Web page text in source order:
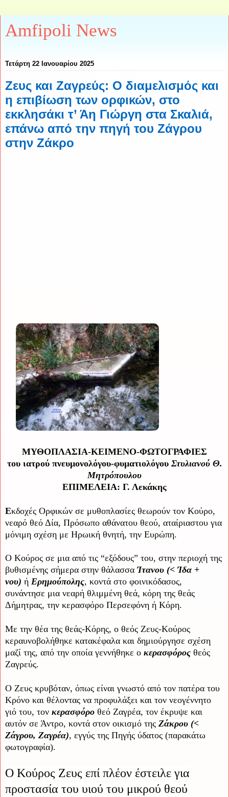
Amfipoli News
Τετάρτη 22 Ιανουαρίου 2025
Ζευς και Ζαγρεύς: Ο διαμελισμός και
η επιβίωση των ορφικών, στο
εκκλησάκι τ’ Άη Γιώργη στα Σκαλιά,
επάνω από την πηγή του Ζάγρου
στην Ζάκρο
ΜΥΘΟΠΛΑΣΙΑ-ΚΕΙΜΕΝΟ-ΦΩΤΟΓΡΑΦΙΕΣ
του ιατρού πνευμονολόγου-φυματιολόγου Στυλιανού Θ.
Μητρόπουλου
ΕΠΙΜΕΛΕΙΑ: Γ. Λεκάκης
Εκδοχές Ορφικών σε μυθοπλασίες θεωρούν τον Κούρο,
νεαρό θεό Δία, Πρόσωπο αθάνατου θεού, αταίριαστου για
μόνιμη σχέση με Ηρωική θνητή, την Ευρώπη.
Ο Κούρος σε μια από τις “εξόδους” του, στην περιοχή της
βυθισμένης σήμερα στην θάλασσα Ίτανου (< Ίδα +
νου) ή Ερημούπολης, κοντά στο φοινικόδασος,
συνάντησε μια νεαρή θλιμμένη θεά, κόρη της θεάς
Δήμητρας, την κερασφόρο Περσεφόνη ή Κόρη.
Με την θέα της θεάς-Κόρης, ο θεός Ζευς-Κούρος
κεραυνοβολήθηκε κατακέφαλα και δημιούργησε σχέση
μαζί της, από την οποία γεννήθηκε ο κερασφόρος θεός
Ζαγρεύς.
Ο Ζευς κρυβόταν, όπως είναι γνωστό από τον πατέρα του
Κρόνο και θέλοντας να προφυλάξει και τον νεογέννητο
γιό του, τον κερασφόρο θεό Ζαγρέα, τον έκρυψε και
αυτόν σε Άντρο, κοντά στον οικισμό της Ζάκρου (<
Ζάγρου, Ζαγρέα), εγγύς της Πηγής ύδατος (παρακάτω
φωτογραφία).
Ο Κούρος Ζευς επί πλέον έστειλε για
προστασία του υιού του μικρού θεού